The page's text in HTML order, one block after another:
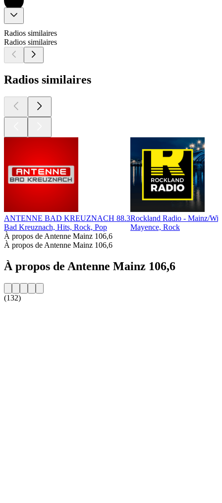
Radios similaires
Radios similaires
Radios similaires
ANTENNE BAD KREUZNACH 88.3
Bad Kreuznach, Hits, Rock, Pop
Rockland Radio - Mainz/
Mayence, Rock
À propos de Antenne Mainz 106,6
À propos de Antenne Mainz 106,6
À propos de Antenne Mainz 106,6
(132)